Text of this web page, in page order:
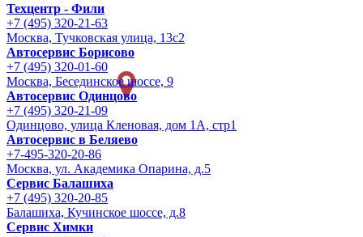
Техцентр - Фили
+7 (495) 320-21-63
Москва, Тучковская улица, 13с2
Автосервис Борисово
+7 (495) 320-01-60
Москва, Бесединское шоссе, 9
Автосервис Одинцово
+7 (495) 320-21-09
Одинцово, улица Кленовая, дом 1А, стр1
Автосервис в Беляево
+7-495-320-20-86
Москва, ул. Академика Опарина, д.5
Сервис Балашиха
+7 (495) 320-20-85
Балашиха, Кучинское шоссе, д.8
Сервис Химки